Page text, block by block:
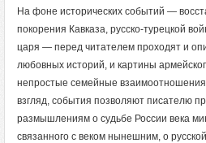
На фоне исторических событий —
покорения Кавказа, русско-турецкой
царя — перед читателем проходят и
любовных историй, и картины
непростые семейные
взгляд, события позволяют писателю
размышлениям о судьбе России века
связанного с веком нынешним, о